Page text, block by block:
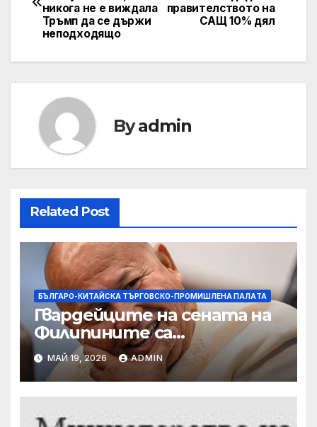
правителството на
САЩ 10% дял
никога не е виждала
Тръмп да се държи
неподходящо
Byadmin
Related Post
БЪЛГАРО-КИТАЙСКА ТЪРГОВСКО-ПРОМИШЛЕНА ПАЛAТА
Гвардейците на сената на
Филипините са
разследвани за стрелба,
докато сенаторът беглец
бяга
МАЙ 19, 2026 ADMIN